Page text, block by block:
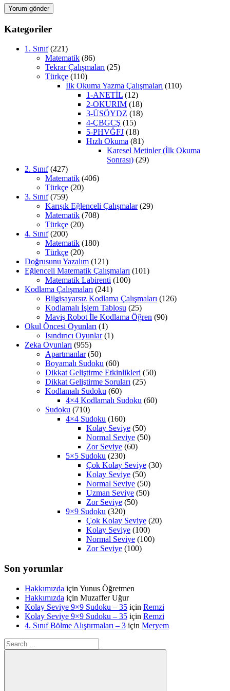
Kategoriler
1. Sınıf(221)
Matematik (86)
Tekrar Çalışmaları (25)
Türkçe (110)
İlk Okuma Yazma Çalışmaları (110)
1-ANETİL (12)
2-OKURIM (18)
3-ÜSÖYDZ (18)
4-ÇBGCŞ (15)
5-PHVĞFJ (18)
Hızlı Okuma (81)
Karesel Metinler (İlk Okuma
Sonrası) (29)
2. Sınıf(427)
Matematik (406)
Türkçe (20)
3. Sınıf(759)
Karışık Eğlenceli Çalışmalar(29)
Matematik (708)
Türkçe (20)
4. Sınıf(200)
Matematik (180)
Türkçe (20)
Doğrusunu Yazalım (121)
Eğlenceli Matematik Çalışmaları (101)
Matematik Labirenti (100)
Kodlama Çalışmaları (241)
Bilgisayarsız Kodlama Çalışmaları (126)
Kodlamalı İşlem Tablosu (25)
Maviş Robot İle Kodlama Öğren (90)
Okul Öncesi Oyunları (1)
Isındırıcı Oyunlar(1)
Zeka Oyunları (955)
Apartmanlar(50)
Boyamalı Sudoku (60)
Dikkat Geliştirme Etkinlikleri (50)
Dikkat Geliştirme Soruları (25)
Kodlamalı Sudoku (60)
4×4 Kodlamalı Sudoku (60)
Sudoku (710)
4×4 Sudoku (160)
Kolay Seviye (50)
Normal Seviye (50)
Zor Seviye (60)
5×5 Sudoku (230)
Çok Kolay Seviye (30)
Kolay Seviye (50)
Normal Seviye (50)
Uzman Seviye (50)
Zor Seviye (50)
9×9 Sudoku (320)
Çok Kolay Seviye (20)
Kolay Seviye (100)
Normal Seviye (100)
Zor Seviye (100)
Son yorumlar
Hakkımızda için Yunus Öğretmen
Hakkımızda için Muzaffer Uğur
Kolay Seviye 9×9 Sudoku – 35 için Remzi
Kolay Seviye 9×9 Sudoku – 35 için Remzi
4. Sınıf Bölme Alıştırmaları – 3 için Meryem
Search
for: